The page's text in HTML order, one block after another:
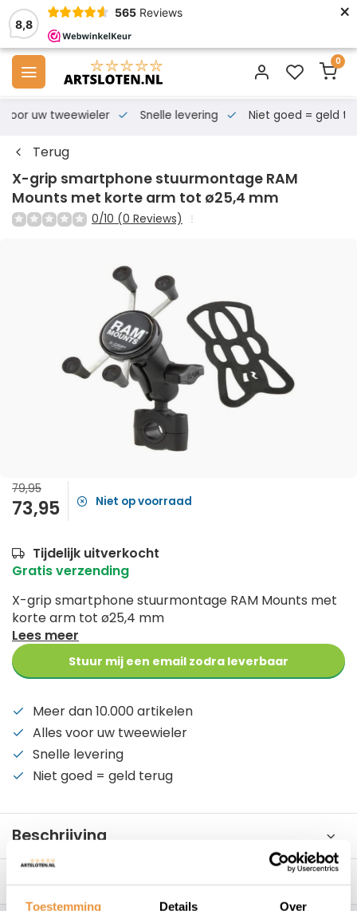
Toestemming Details Over
8,8
565 Reviews ×
0
voor uw tweewieler Snelle levering Niet goed = geld
Terug
X-grip smartphone stuurmontage RAM
Mounts met korte arm tot ø25,4 mm
0/10 (0 Reviews)
79,95
73,95 Niet op voorraad
Tijdelijk uitverkocht
Gratis verzending
X-grip smartphone stuurmontage RAM Mounts met
korte arm tot ø25,4 mm
Lees meer
Stuur mij een email zodra leverbaar
Meer dan 10.000 artikelen
Alles voor uw tweewieler
Snelle levering
Niet goed = geld terug
Beschrijving
Reviews 0/10